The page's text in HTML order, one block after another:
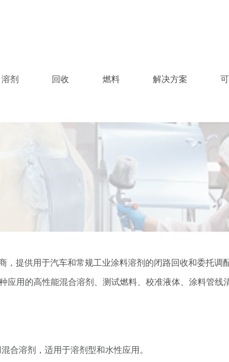
溶剂 回收 燃料 解决方案
提供用于汽车和常规工业涂料溶剂的闭路回收和委托调
应用的高性能混合溶剂、测试燃料、校准液体、涂料管线
合溶剂，适用于溶剂型和水性应用。